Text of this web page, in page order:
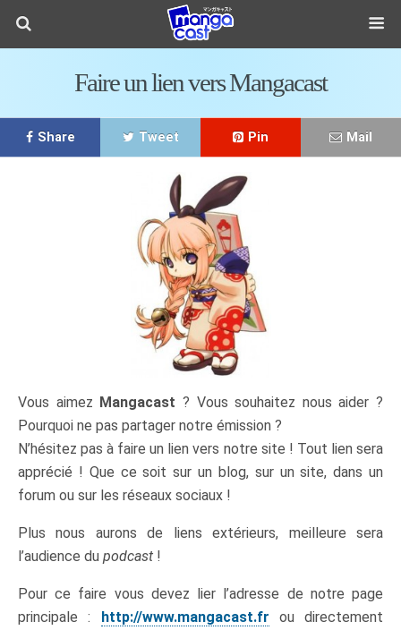
Faire un lien vers Mangacast
Share Tweet Pin Mail
Vous aimez Mangacast ? Vous souhaitez nous aider ?
Pourquoi ne pas partager notre émission ?
N’hésitez pas à faire un lien vers notre site ! Tout lien sera
apprécié ! Que ce soit sur un blog, sur un site, dans un
forum ou sur les réseaux sociaux !
Plus nous aurons de liens extérieurs, meilleure sera
l’audience du podcast !
Pour ce faire vous devez lier l’adresse de notre page
principale : http://www.mangacast.fr
ou directement